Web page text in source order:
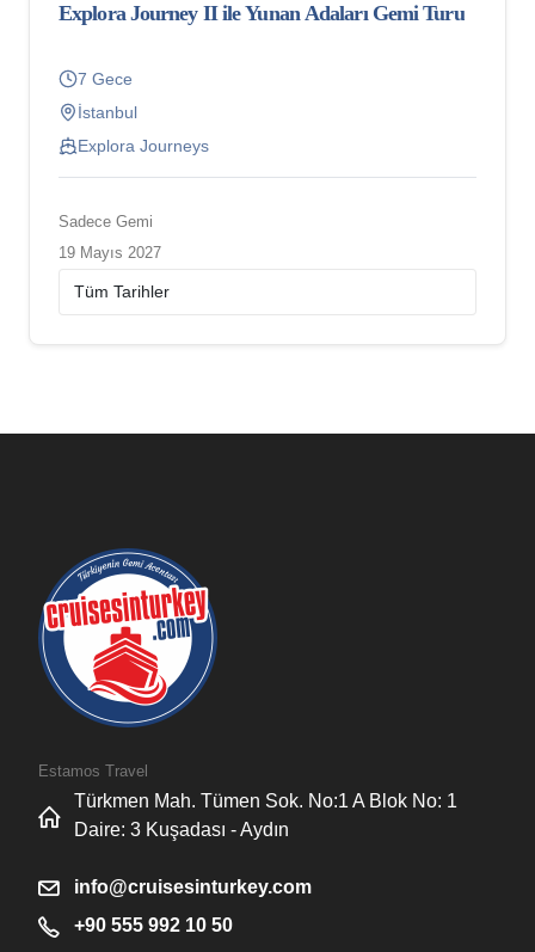
Explora Journey II ile Yunan Adaları Gemi Turu
7 Gece
İstanbul
Explora Journeys
Sadece Gemi
19 Mayıs 2027
Estamos Travel
Türkmen Mah. Tümen Sok. No:1 A Blok No: 1
Daire: 3 Kuşadası - Aydın
info@cruisesinturkey.com
+90 555 992 10 50